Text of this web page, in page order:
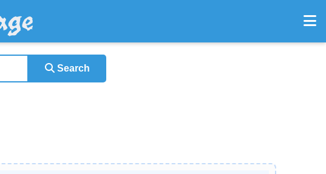
Search